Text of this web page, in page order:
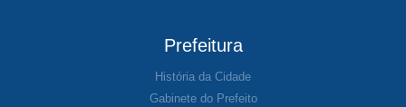
Prefeitura
História da Cidade
Gabinete do Prefeito